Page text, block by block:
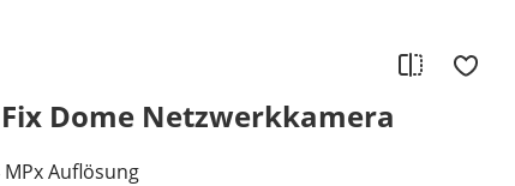
Fix Dome Netzwerkkamera
Auflösung